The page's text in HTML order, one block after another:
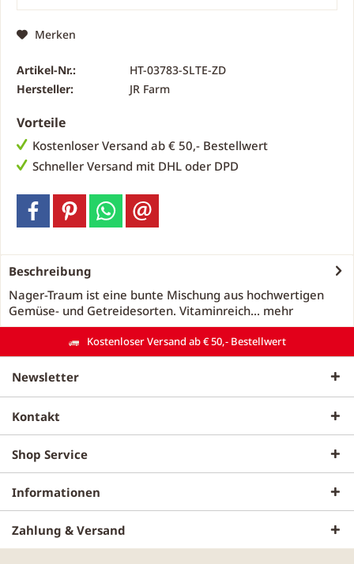
Merken
Artikel-Nr.:
HT-03783-SLTE-ZD
Hersteller:
JR Farm
Vorteile
Kostenloser Versand ab € 50,- Bestellwert
Schneller Versand mit DHL oder DPD
Beschreibung
Nager-Traum ist eine bunte Mischung aus hochwertigen
Gemüse- und Getreidesorten. Vitaminreich... mehr
Kostenloser Versand ab € 50,- Bestellwert
Newsletter
Kontakt
Shop Service
Informationen
Zahlung & Versand